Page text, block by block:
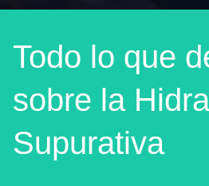
Todo lo que
sobre la
Supurativa